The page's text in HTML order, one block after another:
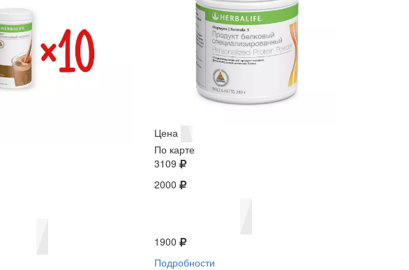
Цена
По карте
3109
2000
1900
Подробности